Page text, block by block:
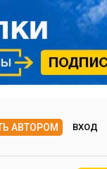
АВТОРОМ ВХОД